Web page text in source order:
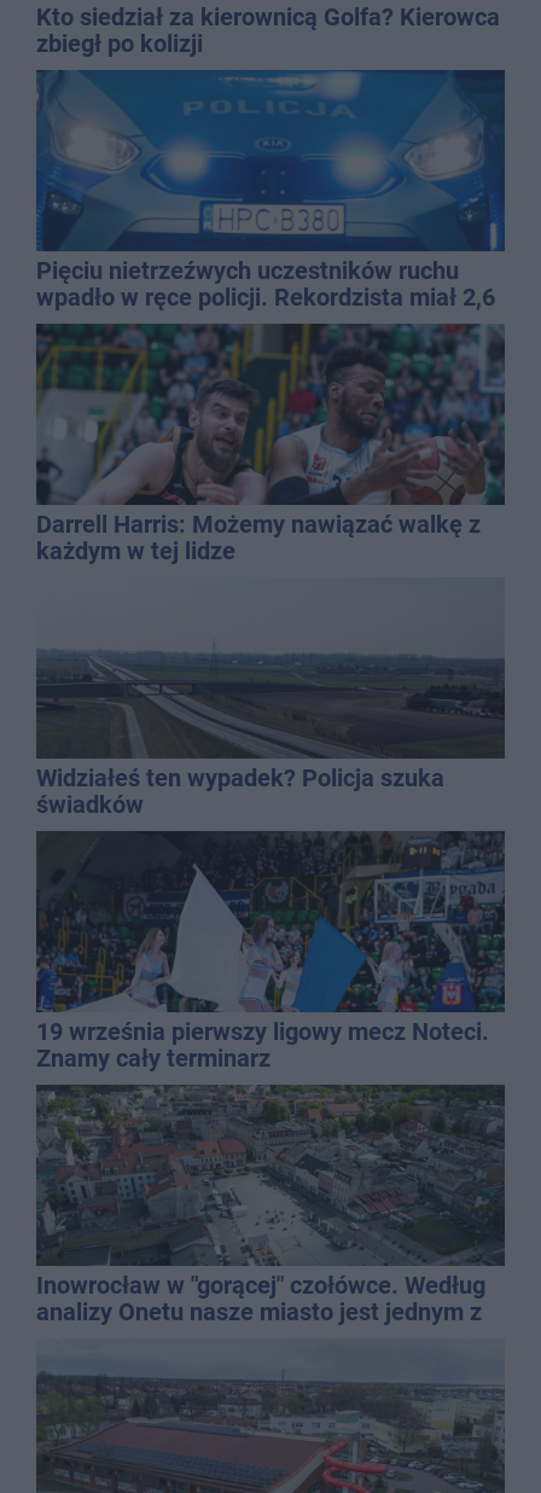
Kto siedział za kierownicą Golfa? Kierowca
zbiegł po kolizji
Pięciu nietrzeźwych uczestników ruchu
wpadło w ręce policji. Rekordzista miał 2,6
promila
Darrell Harris: Możemy nawiązać walkę z
każdym w tej lidze
Widziałeś ten wypadek? Policja szuka
świadków
19 września pierwszy ligowy mecz Noteci.
Znamy cały terminarz
Inowrocław w "gorącej" czołówce. Według
analizy Onetu nasze miasto jest jednym z